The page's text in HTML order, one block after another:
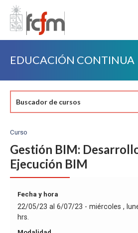
Estudiantes
Académicas/os
EDUCACIÓN CONTINUA
Buscador de cursos
Curso
Gestión BIM:
Ejecución BIM
Fecha y hora
22/05/23 al 6/07/23 - miércoles ,
hrs.